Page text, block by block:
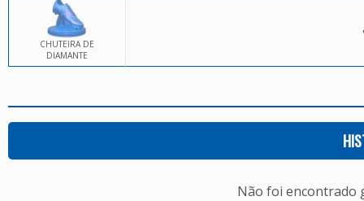
CHUTEIRA DE
DIAMANTE
Não foi encontrado